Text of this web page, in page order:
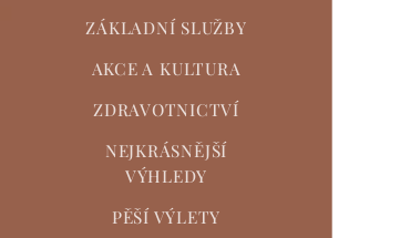
ZÁKLADNÍ SLUŽBY
AKCE A KULTURA
ZDRAVOTNICTVÍ
NEJKRÁSNĚJŠÍ
VÝHLEDY
PĚŠÍ VÝLETY